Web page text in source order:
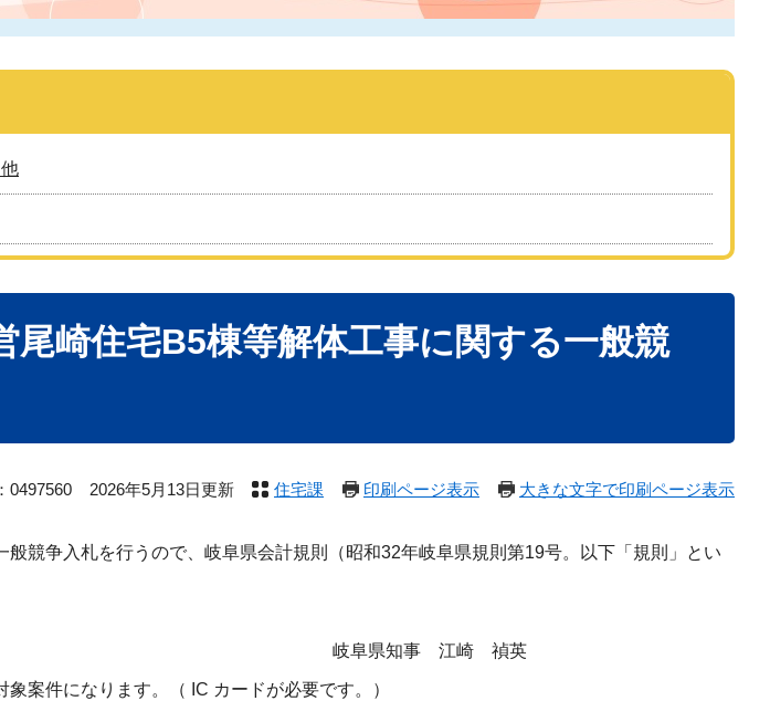
尾崎住宅B5棟等解体工事に関する一般競
0497560 2026年5月13日更新 住宅課 印刷ページ表示 大きな文字で印刷ページ表示
競争入札を行うので、岐阜県会計規則（昭和32年岐阜県規則第19号。以下「規則」とい
岐阜県知事 江崎 禎英
案件になります。（ IC カードが必要です。）